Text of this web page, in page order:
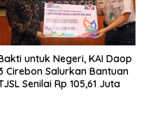
untuk Negeri, KAI Daop
Cirebon Salurkan Bantuan
Senilai Rp 105,61 Juta